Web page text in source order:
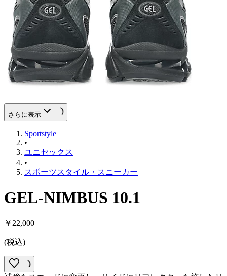
さらに表示
Sportstyle
•
ユニセックス
•
スポーツスタイル・スニーカー
GEL-NIMBUS 10.1
￥22,000
(税込)